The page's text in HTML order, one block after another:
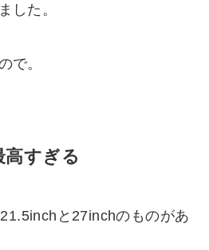
した。
で。
すぎる
と27inchのものがあ